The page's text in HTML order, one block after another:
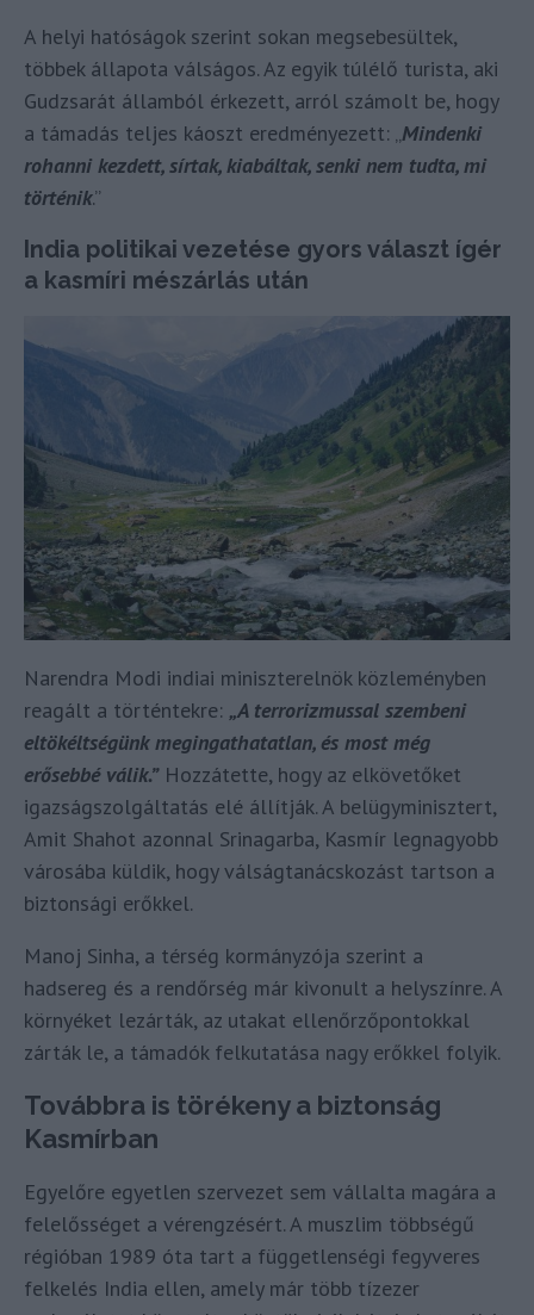
A helyi hatóságok szerint sokan megsebesültek,
többek állapota válságos. Az egyik túlélő turista, aki
Gudzsarát államból érkezett, arról számolt be, hogy
a támadás teljes káoszt eredményezett: „Mindenki
rohanni kezdett, sírtak, kiabáltak, senki nem tudta, mi
történik.”
India politikai vezetése gyors választ ígér
a kasmíri mészárlás után
Narendra Modi indiai miniszterelnök közleményben
reagált a történtekre: „A terrorizmussal szembeni
eltökéltségünk megingathatatlan, és most még
erősebbé válik.”Hozzátette, hogy az elkövetőket
igazságszolgáltatás elé állítják. A belügyminisztert,
Amit Shahot azonnal Srinagarba, Kasmír legnagyobb
városába küldik, hogy válságtanácskozást tartson a
biztonsági erőkkel.
Manoj Sinha, a térség kormányzója szerint a
hadsereg és a rendőrség már kivonult a helyszínre. A
környéket lezárták, az utakat ellenőrzőpontokkal
zárták le, a támadók felkutatása nagy erőkkel folyik.
Továbbra is törékeny a biztonság
Kasmírban
Egyelőre egyetlen szervezet sem vállalta magára a
felelősséget a vérengzésért. A muszlim többségű
régióban 1989 óta tart a függetlenségi fegyveres
felkelés India ellen, amely már több tízezer